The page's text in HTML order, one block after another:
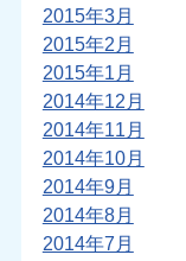
2015年3月
2015年2月
2015年1月
2014年12月
2014年11月
2014年10月
2014年9月
2014年8月
2014年7月